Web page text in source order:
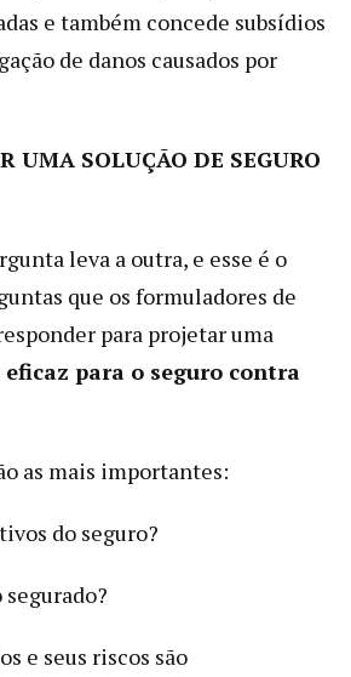
e também concede subsídios
de danos causados ​​por
UMA SOLUÇÃO DE SEGURO
leva a outra, e esse é o
que os formuladores de
para projetar uma
para o seguro contra
as mais importantes:
do seguro?
e seus riscos são